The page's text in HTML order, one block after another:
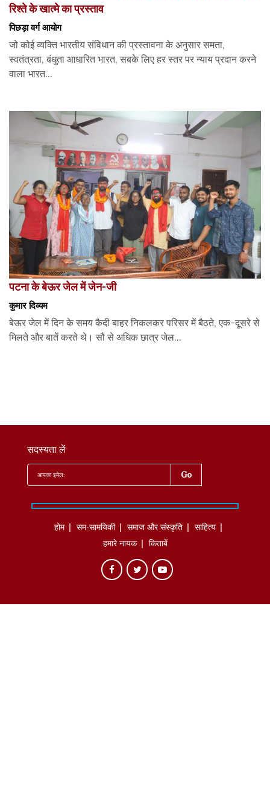
रिश्ते के खात्मे का प्रस्ताव
पिछड़ा वर्ग आयोग
जो कोई व्यक्ति भारतीय संविधान की प्रस्तावना के अनुसार समता,
स्वतंत्रता, बंधुता आधारित भारत, सबके लिए हर स्तर पर न्याय प्रदान करने
वाला भारत...
पटना के बेऊर जेल में जेन-जी
कुमार दिव्यम
बेऊर जेल में दिन के समय कैदी बाहर निकलकर परिसर में बैठते, एक-दूसरे से
मिलते और बातें करते थे। सौ से अधिक छात्र जेल...
सदस्यता लें
होम सम-सामयिकी समाज और संस्कृति
साहित्‍य
हमारे नायक
किताबें